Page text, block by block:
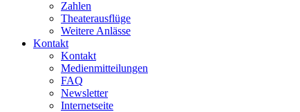
Zahlen
Theaterausflüge
Weitere Anlässe
Kontakt
Kontakt
Medienmitteilungen
FAQ
Newsletter
Internetseite